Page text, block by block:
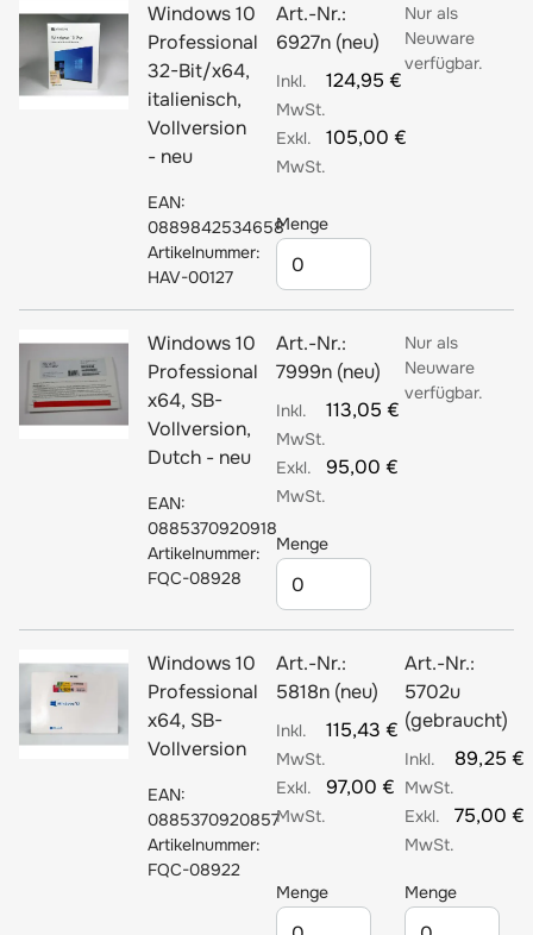
Windows 10
Professional
32-Bit/x64,
italienisch,
Vollversion
- neu
EAN:
0889842534658
Artikelnummer:
HAV-00127
Art.-Nr.:
6927n (neu)
124,95 €
105,00 €
Menge
Nur als
Neuware
verfügbar.
Windows 10
Professional
x64, SB-
Vollversion,
Dutch - neu
EAN:
0885370920918
Artikelnummer:
FQC-08928
Art.-Nr.:
7999n (neu)
113,05 €
95,00 €
Menge
Nur als
Neuware
verfügbar.
Windows 10
Professional
x64, SB-
Vollversion
EAN:
0885370920857
Artikelnummer:
FQC-08922
Art.-Nr.:
5818n (neu)
115,43 €
97,00 €
Menge
Art.-Nr.:
5702u
(gebraucht)
89,25 €
75,00 €
Menge